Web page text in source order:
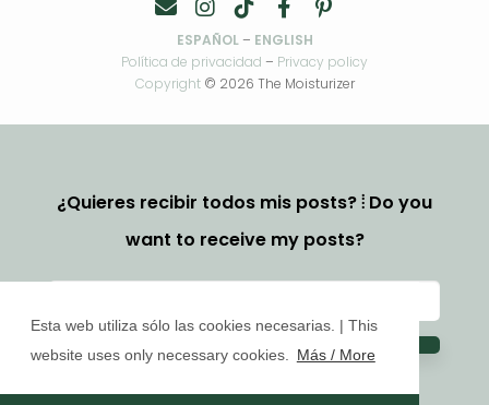
Esta web utiliza sólo las cookies necesarias. | This
website uses only necessary cookies.
Más / More
ESPAÑOL– ENGLISH
Política de privacidad – Privacy policy
Copyright© 2026 The Moisturizer
¿Quieres recibir todos mis posts? ⦙ Do you
want to receive my posts?